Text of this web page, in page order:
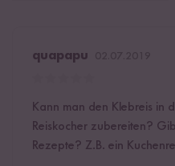
quapapu
Kann man den Klebreis in
Reiskocher zubereiten?
Rezepte? Z.B. ein